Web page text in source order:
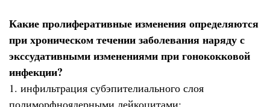
Какие пролиферативные изменения определяются
при хроническом течении заболевания наряду с
экссудативными изменениями при гонококковой
инфекции?
1. инфильтрация субэпителиального слоя
полиморфноядерными лейкоцитами;